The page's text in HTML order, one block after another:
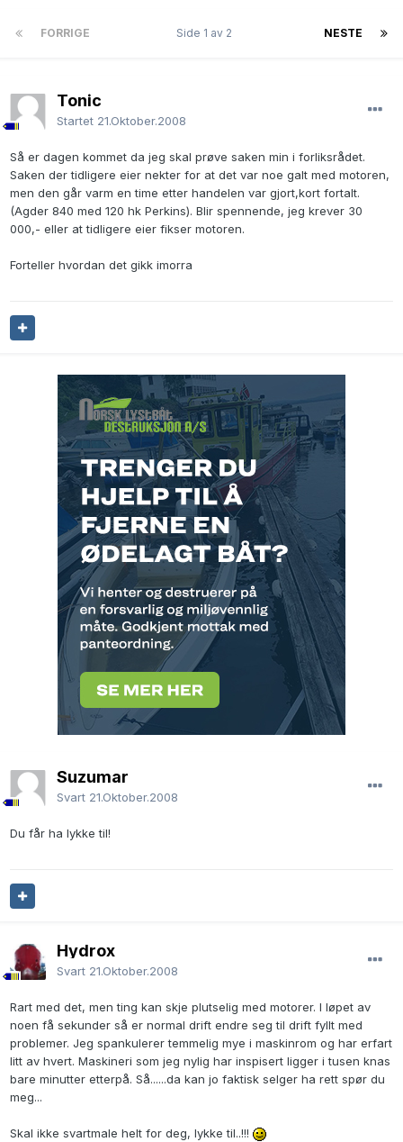
FORRIGE NESTE
Side 1 av 2
Tonic
Startet 21.Oktober.2008
Så er dagen kommet da jeg skal prøve saken min i forliksrådet.
Saken der tidligere eier nekter for at det var noe galt med motoren,
men den går varm en time etter handelen var gjort,kort fortalt.
(Agder 840 med 120 hk Perkins). Blir spennende, jeg krever 30
000,- eller at tidligere eier fikser motoren.
Forteller hvordan det gikk imorra
Suzumar
Svart 21.Oktober.2008
Du får ha lykke til!
Hydrox
Svart 21.Oktober.2008
Rart med det, men ting kan skje plutselig med motorer. I løpet av
noen få sekunder så er normal drift endre seg til drift fyllt med
problemer. Jeg spankulerer temmelig mye i maskinrom og har erfart
litt av hvert. Maskineri som jeg nylig har inspisert ligger i tusen knas
bare minutter etterpå. Så......da kan jo faktisk selger ha rett spør du
meg...
Skal ikke svartmale helt for deg, lykke til..!!!